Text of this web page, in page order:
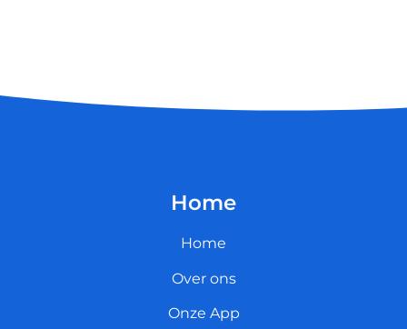
Home
Home
Over ons
Onze App